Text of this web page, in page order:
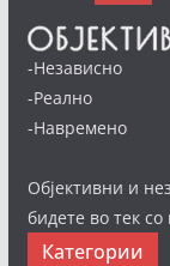
-Независно
-Реално
-Навремено
Објективни и
бидете во тек
Категории